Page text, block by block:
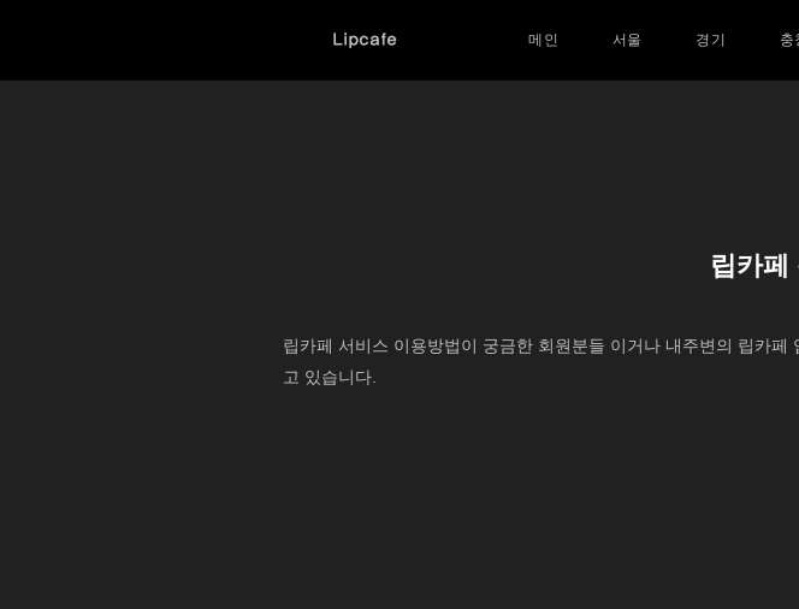
Lipcafe 메인 서울 경기 충
립카페
립카페 서비스 이용방법이 궁금한 회원분들 이거나 내주변의 립카
고 있습니다.